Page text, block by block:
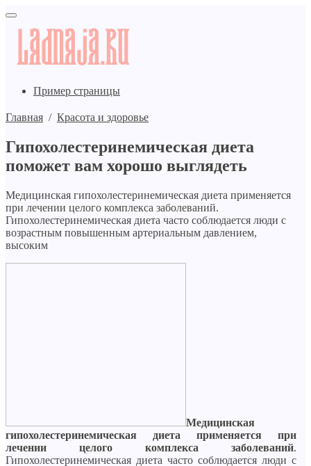
Пример страницы
Главная / Красота и здоровье
Гипохолестеринемическая диета
поможет вам хорошо выглядеть
Медицинская гипохолестеринемическая диета применяется
при лечении целого комплекса заболеваний.
Гипохолестеринемическая диета часто соблюдается люди с
возрастным повышенным артериальным давлением,
высоким
Медицинская
гипохолестеринемическая диета применяется при
лечении целого комплекса заболеваний.
Гипохолестеринемическая диета часто соблюдается люди с